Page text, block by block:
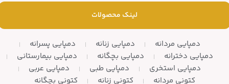
لینک محصولات
دمپایی مردانه دمپایی زنانه
دمپایی پسرانه
دمپایی دخترانه
دمپایی بچگانه
دمپایی بیمارستانی
دمپایی استخری
دمپایی طبی
دمپایی عربی
کتونی مردانه
کتونی زنانه کتونی بچگانه